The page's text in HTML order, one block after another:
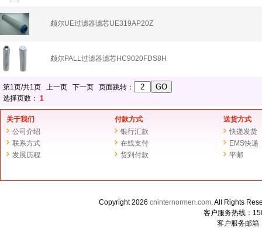
颇尔UE过滤器滤芯UE319AP20Z
颇尔PALL过滤器滤芯HC9020FDS8H
第1页/共1页 上一页 下一页 页面跳转：
选择页数： 1
关于我们
公司介绍
联系方式
发展历程
付款方式
银行汇款
在线支付
货到付款
送货方式
快递发货
EMS快递
平邮
Copyright 2026 cninternormen.com. All Rights
客户服务热线：
客户服务邮箱